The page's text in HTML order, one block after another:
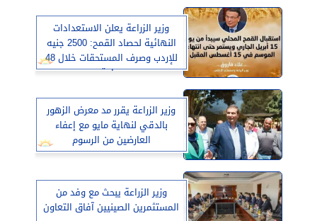
وزير الزراعة يعلن الاستعدادات
النهائية لحصاد القمح: 2500 جنيه
للإردب وصرف المستحقات خلال 48
ساعة
وزير الزراعة يقرر مد معرض الزهور
بالدقي لنهاية مايو مع إعفاء
العارضين من الرسوم
وزير الزراعة يبحث مع وفد من
المستثمرين الصينيين آفاق التعاون